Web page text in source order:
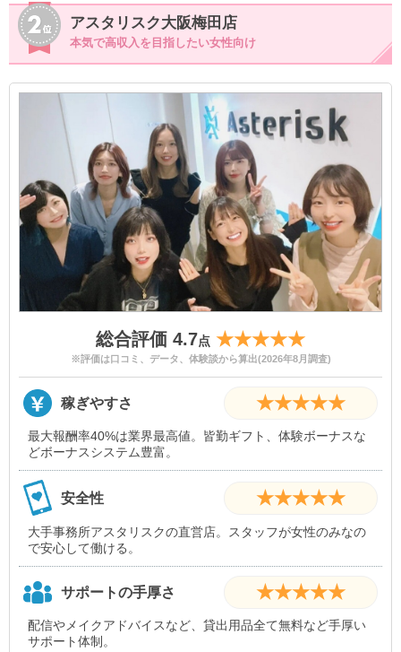
アスタリスク大阪梅田店
本気で高収入を目指したい女性向け
総合評価 4.7点 ★★★★★
※評価は口コミ、データ、体験談から算出(2026年8月調査)
稼ぎやすさ ★★★★★
最大報酬率40%は業界最高値。皆勤ギフト、体験ボーナスな
どボーナスシステム豊富。
安全性 ★★★★★
大手事務所アスタリスクの直営店。スタッフが女性のみなの
で安心して働ける。
サポートの手厚さ ★★★★★
配信やメイクアドバイスなど、貸出用品全て無料など手厚い
サポート体制。